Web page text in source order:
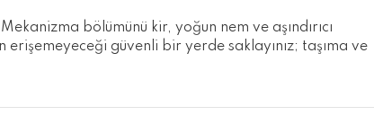
bölümünü kir, yoğun nem ve aşındırıcı
güvenli bir yerde saklayınız; taşıma ve